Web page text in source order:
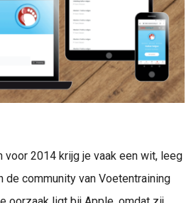
voor 2014 krijg je vaak een wit, leeg
de community van Voetentraining